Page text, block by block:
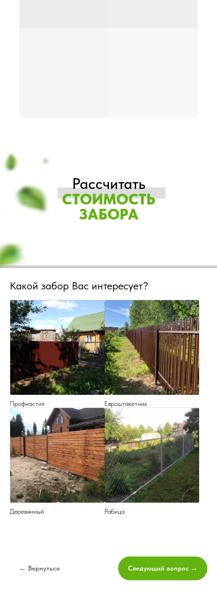
Рассчитать
СТОИМОСТЬ
ЗАБОРА
Какой забор Вас интересует?
Профнастил Евроштакетник
Деревянный Рабица
← Вернуться Следующий вопрос →